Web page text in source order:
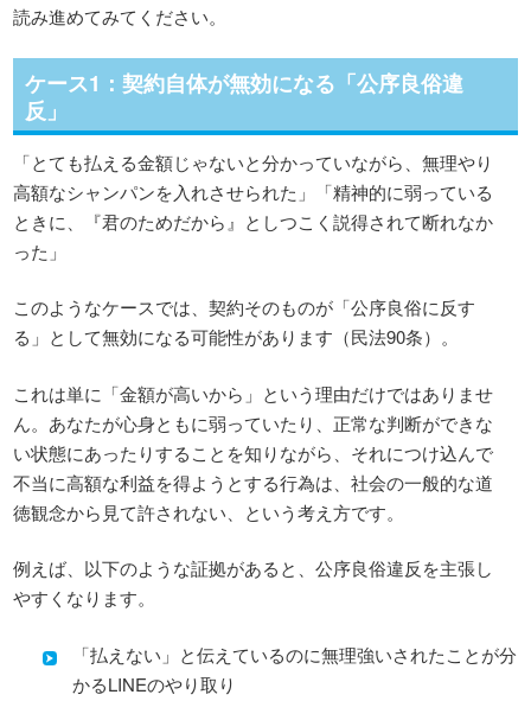
読み進めてみてください。
ケース1：契約自体が無効になる「公序良俗違
反」
「とても払える金額じゃないと分かっていながら、無理やり
高額なシャンパンを入れさせられた」「精神的に弱っている
ときに、『君のためだから』としつこく説得されて断れなか
った」
このようなケースでは、契約そのものが「公序良俗に反す
る」として無効になる可能性があります（民法90条）。
これは単に「金額が高いから」という理由だけではありませ
ん。あなたが心身ともに弱っていたり、正常な判断ができな
い状態にあったりすることを知りながら、それにつけ込んで
不当に高額な利益を得ようとする行為は、社会の一般的な道
徳観念から見て許されない、という考え方です。
例えば、以下のような証拠があると、公序良俗違反を主張し
やすくなります。
「払えない」と伝えているのに無理強いされたことが分
かるLINEのやり取り